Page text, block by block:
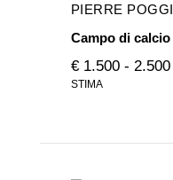
PIERRE POGGI
Campo di calcio
€ 1.500 - 2.500
STIMA